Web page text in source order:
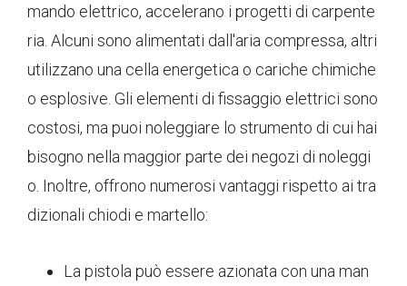
mando elettrico, accelerano i progetti di carpente
ria. Alcuni sono alimentati dall'aria compressa, altri
utilizzano una cella energetica o cariche chimiche
o esplosive. Gli elementi di fissaggio elettrici sono
costosi, ma puoi noleggiare lo strumento di cui hai
bisogno nella maggior parte dei negozi di noleggi
o. Inoltre, offrono numerosi vantaggi rispetto ai tra
dizionali chiodi e martello:
La pistola può essere azionata con una man